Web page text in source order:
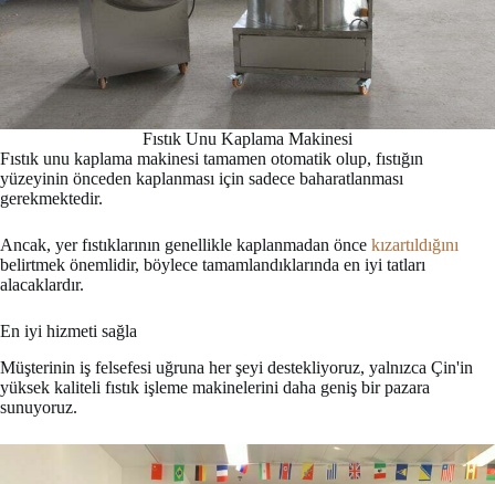
Fıstık Unu Kaplama Makinesi
Fıstık unu kaplama makinesi tamamen otomatik olup, fıstığın
yüzeyinin önceden kaplanması için sadece baharatlanması
gerekmektedir.
Ancak, yer fıstıklarının genellikle kaplanmadan önce kızartıldığını
belirtmek önemlidir, böylece tamamlandıklarında en iyi tatları
alacaklardır.
En iyi hizmeti sağla
Müşterinin iş felsefesi uğruna her şeyi destekliyoruz, yalnızca Çin'in
yüksek kaliteli fıstık işleme makinelerini daha geniş bir pazara
sunuyoruz.